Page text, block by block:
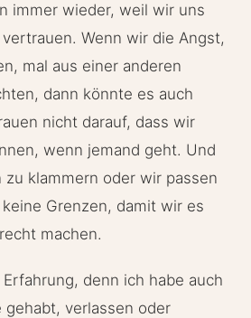
immer wieder, weil wir uns
Wenn wir die Angst,
mal aus einer anderen
dann könnte es auch
nicht darauf, dass wir
wenn jemand geht. Und
zu klammern oder wir passen
Grenzen, damit wir es
machen.
denn ich habe auch
gehabt, verlassen oder